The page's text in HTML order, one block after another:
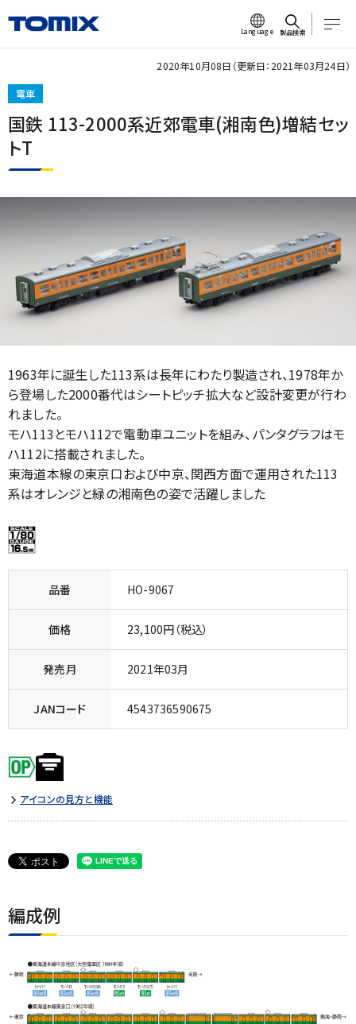
Language 製品検索
電車
国鉄 113-2000系近郊電車(湘南色)増結セッ
トT
2020年10月08日（更新日：2021年03月24日）
1963年に誕生した113系は長年にわたり製造され、1978年か
ら登場した2000番代はシートピッチ拡大など設計変更が行わ
れました。
モハ113とモハ112で電動車ユニットを組み、パンタグラフはモ
ハ112に搭載されました。
東海道本線の東京口および中京、関西方面で運用された113
系はオレンジと緑の湘南色の姿で活躍しました
品番 HO-9067
価格 23,100円（税込）
発売月 2021年03月
JANコード 4543736590675
アイコンの見方と機能
編成例